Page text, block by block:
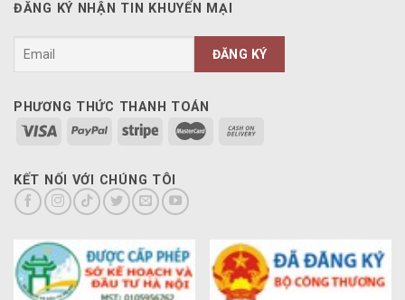
ĐĂNG KÝ NHẬN TIN KHUYẾN MẠI
PHƯƠNG THỨC THANH TOÁN
KẾT NỐI VỚI CHÚNG TÔI